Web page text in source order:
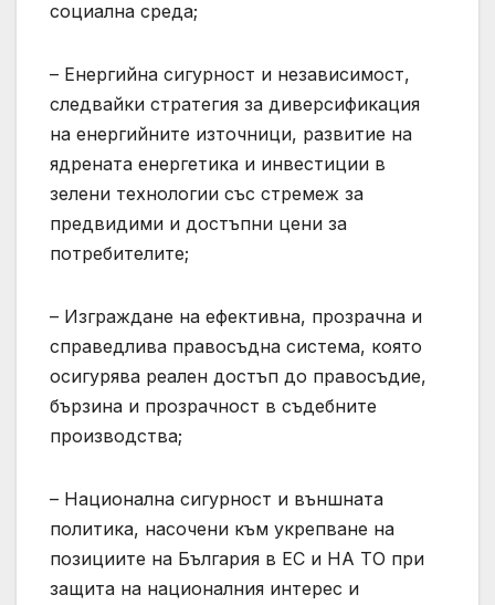
социална среда;
– Енергийна сигурност и независимост,
следвайки стратегия за диверсификация
на енергийните източници, развитие на
ядрената енергетика и инвестиции в
зелени технологии със стремеж за
предвидими и достъпни цени за
потребителите;
– Изграждане на ефективна, прозрачна и
справедлива правосъдна система, която
осигурява реален достъп до правосъдие,
бързина и прозрачност в съдебните
производства;
– Национална сигурност и външната
политика, насочени към укрепване на
позициите на България в ЕС и НА ТО при
защита на националния интерес и